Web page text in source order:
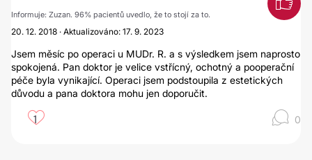
Informuje: Zuzan. 96% pacientů uvedlo, že to stojí za to.
20. 12. 2018 · Aktualizováno: 17. 9. 2023
Jsem měsíc po operaci u MUDr. R. a s výsledkem jsem naprosto
spokojená. Pan doktor je velice vstřícný, ochotný a pooperační
péče byla vynikající. Operaci jsem podstoupila z estetických
důvodu a pana doktora mohu jen doporučit.
1 0